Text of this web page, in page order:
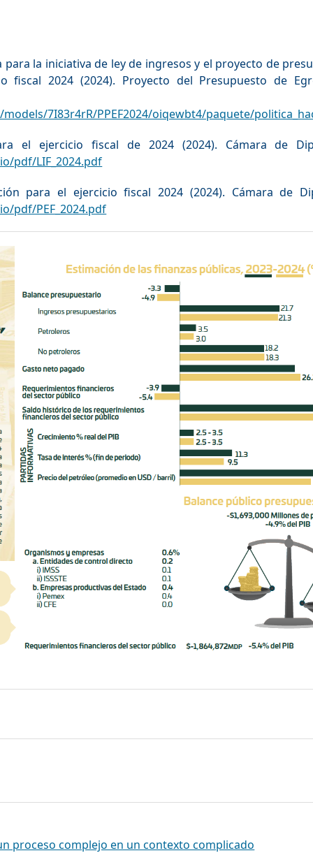
la iniciativa de ley de ingresos y el proyecto de
fiscal 2024 (2024). Proyecto del Presupuesto de
7I83r4rR/PPEF2024/oiqewbt4/paquete/
el ejercicio fiscal de 2024 (2024). Cámara de
pdf/LIF_2024.pdf
para el ejercicio fiscal 2024 (2024). Cámara de
pdf/PEF_2024.pdf
proceso complejo en un contexto complicado